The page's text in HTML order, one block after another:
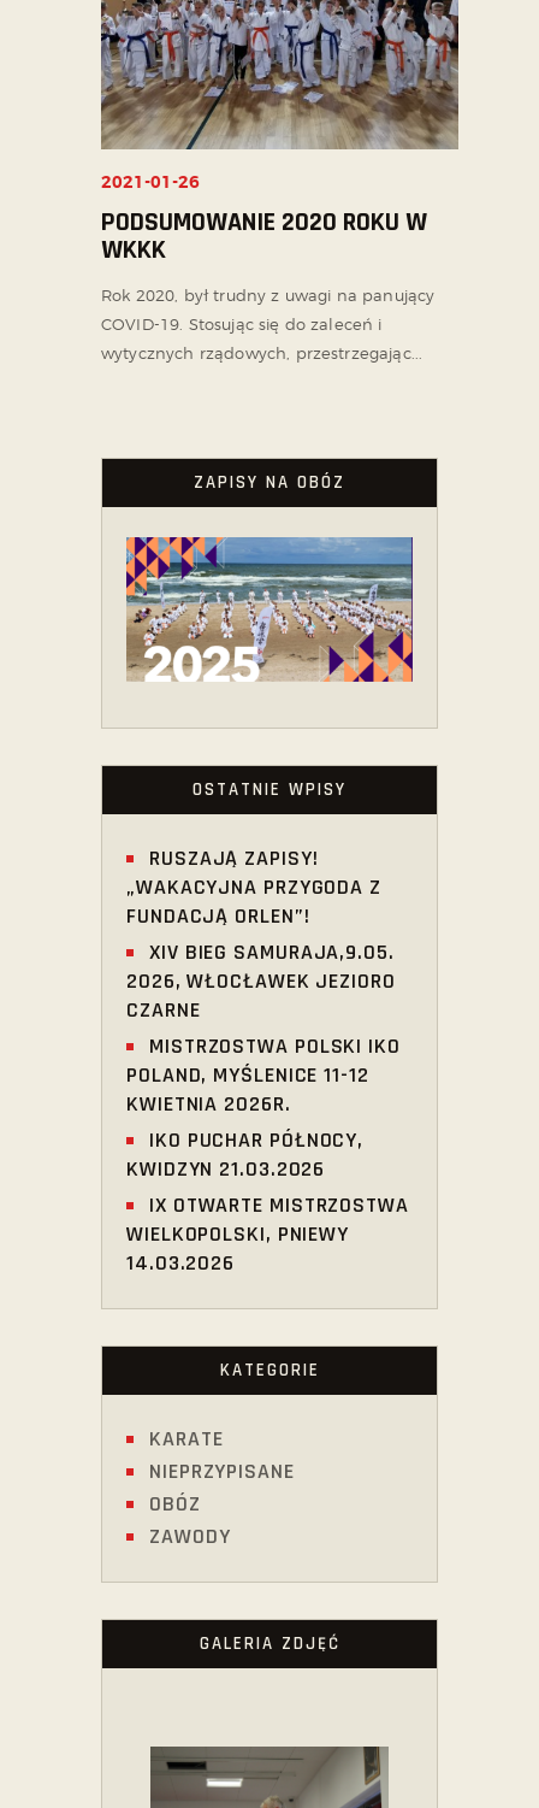
2021-01-26
PODSUMOWANIE 2020 ROKU W
WKKK
Rok 2020, był trudny z uwagi na panujący
COVID-19. Stosując się do zaleceń i
wytycznych rządowych, przestrzegając...
ZAPISY NA OBÓZ
OSTATNIE WPISY
RUSZAJĄ ZAPISY!
„WAKACYJNA PRZYGODA Z
FUNDACJĄ ORLEN”!
XIV BIEG SAMURAJA,9.05.
2026, WŁOCŁAWEK JEZIORO
CZARNE
MISTRZOSTWA POLSKI IKO
POLAND, MYŚLENICE 11-12
KWIETNIA 2026R.
IKO PUCHAR PÓŁNOCY,
KWIDZYN 21.03.2026
IX OTWARTE MISTRZOSTWA
WIELKOPOLSKI, PNIEWY
14.03.2026
KATEGORIE
KARATE
NIEPRZYPISANE
OBÓZ
ZAWODY
GALERIA ZDJĘĆ